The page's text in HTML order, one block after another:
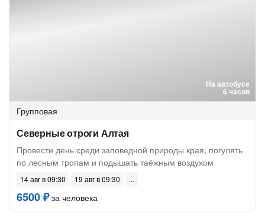
На автобусе
6 часов
Групповая
Северные отроги Алтая
Провести день среди заповедной природы края, погулять
по лесным тропам и подышать таёжным воздухом
14 авг в 09:30 19 авг в 09:30
6500 ₽за человека